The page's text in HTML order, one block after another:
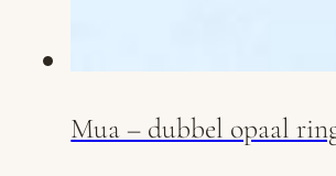
Mua – dubbel opaal